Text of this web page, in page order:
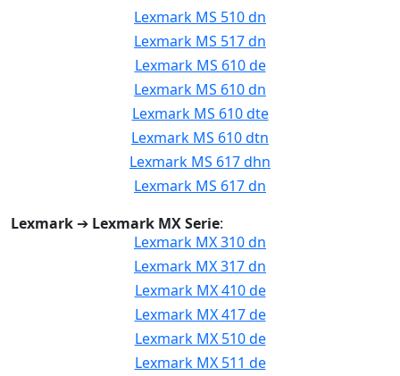
Lexmark MS 510 dn
Lexmark MS 517 dn
Lexmark MS 610 de
Lexmark MS 610 dn
Lexmark MS 610 dte
Lexmark MS 610 dtn
Lexmark MS 617 dhn
Lexmark MS 617 dn
Lexmark ➔ Lexmark MX Serie:
Lexmark MX 310 dn
Lexmark MX 317 dn
Lexmark MX 410 de
Lexmark MX 417 de
Lexmark MX 510 de
Lexmark MX 511 de